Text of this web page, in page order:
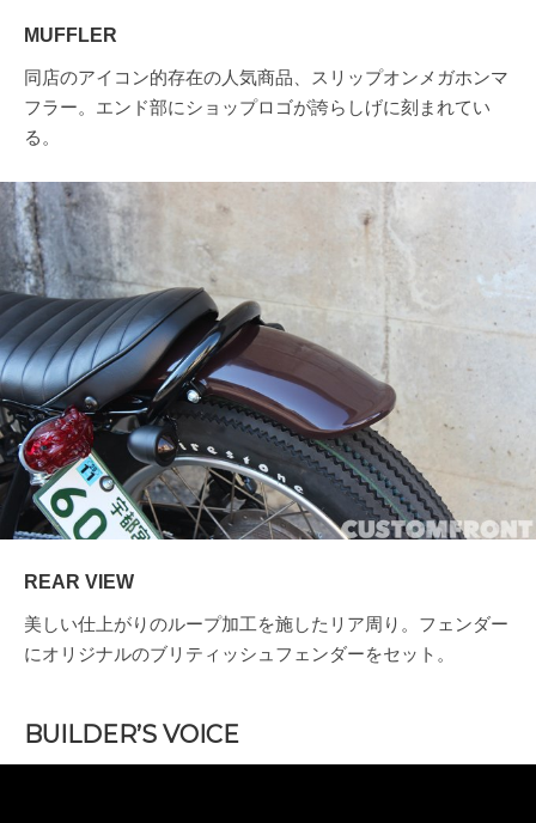
MUFFLER
同店のアイコン的存在の人気商品、スリップオンメガホンマ
フラー。エンド部にショップロゴが誇らしげに刻まれてい
る。
REAR VIEW
美しい仕上がりのループ加工を施したリア周り。フェンダー
にオリジナルのブリティッシュフェンダーをセット。
BUILDER’S VOICE